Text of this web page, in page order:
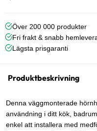
Över 200 000 produkter
Fri frakt & snabb
Lägsta prisgaranti
Produktbeskrivning
Denna väggmonterade
användning i ditt kök,
enkel att installera med